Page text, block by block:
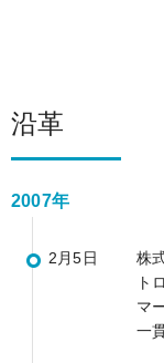
沿革
2007年
2月5日 株
ト
マ
一